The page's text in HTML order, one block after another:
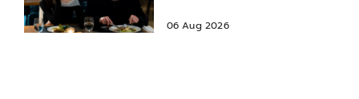
06 Aug 2026